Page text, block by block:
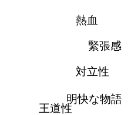
熱血
緊張感
対立性
明快な物語
王道性